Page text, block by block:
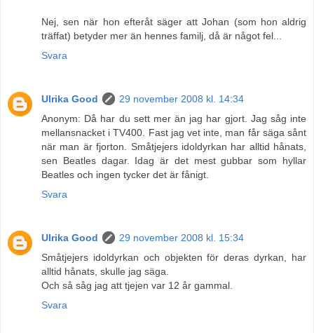
Nej, sen när hon efteråt säger att Johan (som hon aldrig
träffat) betyder mer än hennes familj, då är något fel...
Svara
Ulrika Good
29 november 2008 kl. 14:34
Anonym: Då har du sett mer än jag har gjort. Jag såg inte
mellansnacket i TV400. Fast jag vet inte, man får säga sånt
när man är fjorton. Småtjejers idoldyrkan har alltid hånats,
sen Beatles dagar. Idag är det mest gubbar som hyllar
Beatles och ingen tycker det är fånigt.
Svara
Ulrika Good
29 november 2008 kl. 15:34
Småtjejers idoldyrkan och objekten för deras dyrkan, har
alltid hånats, skulle jag säga.
Och så såg jag att tjejen var 12 år gammal.
Svara